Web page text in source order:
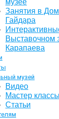
музее
Занятия в
Гайдара
Выставочном
Карапаева
музей
Видео
Мастер классы
Статьи